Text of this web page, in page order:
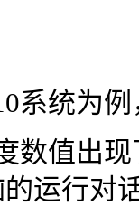
系统为
数值出
运行对